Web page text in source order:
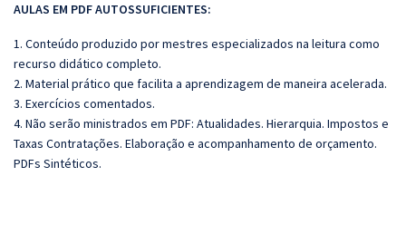
AULAS EM PDF AUTOSSUFICIENTES:
1. Conteúdo produzido por mestres especializados na leitura como
recurso didático completo.
2. Material prático que facilita a aprendizagem de maneira acelerada.
3. Exercícios comentados.
4. Não serão ministrados em PDF: Atualidades. Hierarquia. Impostos e
Taxas Contratações. Elaboração e acompanhamento de orçamento.
PDFs Sintéticos.